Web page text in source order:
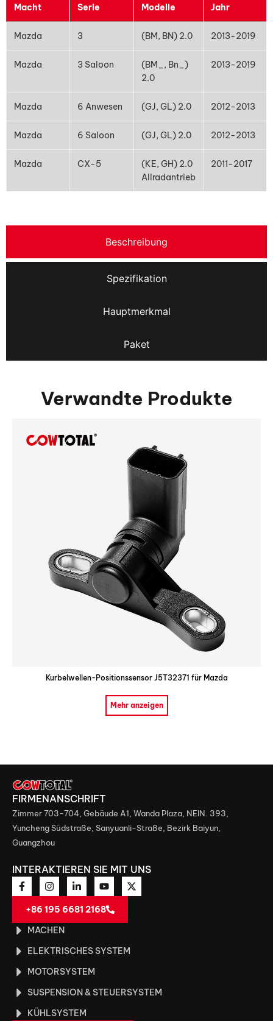
Macht Serie Modelle Jahr
Mazda 3 (BM, BN) 2.0 2013-2019
Mazda 3 Saloon
(BM_, Bn_)
2.0
2013-2019
Mazda 6 Anwesen (GJ, GL) 2.0 2012-2013
Mazda 6 Saloon (GJ, GL) 2.0 2012-2013
Mazda CX-5
(KE, GH) 2.0
Allradantrieb
2011-2017
Beschreibung
Spezifikation
Hauptmerkmal
Paket
Verwandte Produkte
Kurbelwellen-Positionssensor J5T32371 für Mazda
Mehr anzeigen
FIRMENANSCHRIFT
Zimmer 703-704, Gebäude A1, Wanda Plaza, NEIN. 393,
Yuncheng Südstraße, Sanyuanli-Straße, Bezirk Baiyun,
Guangzhou
INTERAKTIEREN SIE MIT UNS
+86 195 6681 2168
MACHEN
ELEKTRISCHES SYSTEM
MOTORSYSTEM
SUSPENSION & STEUERSYSTEM
KÜHLSYSTEM